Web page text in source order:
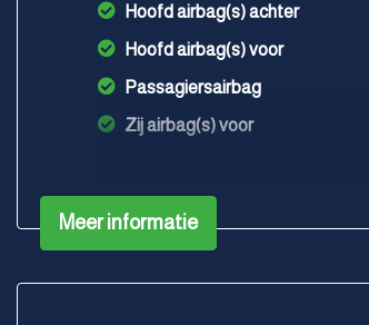
Hoofd airbag(s) achter
Hoofd airbag(s) voor
Passagiersairbag
Zij airbag(s) voor
Meer informatie